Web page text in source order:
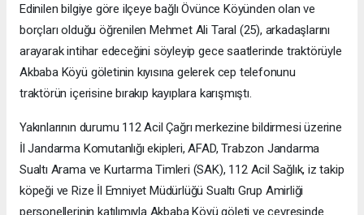
Edinilen bilgiye göre ilçeye bağlı Övünce Köyünden olan ve
borçları olduğu öğrenilen Mehmet Ali Taral (25), arkadaşlarını
arayarak intihar edeceğini söyleyip gece saatlerinde traktörüyle
Akbaba Köyü göletinin kıyısına gelerek cep telefonunu
traktörün içerisine bırakıp kayıplara karışmıştı.
Yakınlarının durumu 112 Acil Çağrı merkezine bildirmesi üzerine
İl Jandarma Komutanlığı ekipleri, AFAD, Trabzon Jandarma
Sualtı Arama ve Kurtarma Timleri (SAK), 112 Acil Sağlık, iz takip
köpeği ve Rize İl Emniyet Müdürlüğü Sualtı Grup Amirliği
personellerinin katılımıyla Akbaba Köyü göleti ve çevresinde